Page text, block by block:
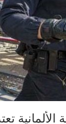
الألمانية